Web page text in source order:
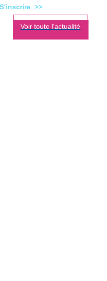
S’inscrire >>
Voir toute l'actualité